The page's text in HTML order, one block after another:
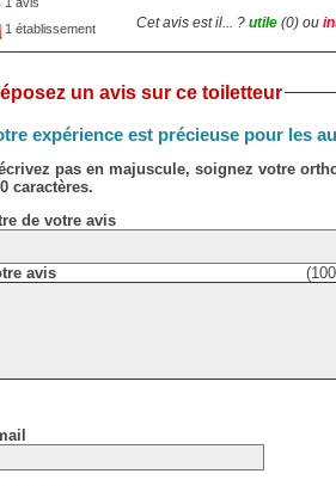
1 établissement
Cet avis est il... ? utile(0) ou
un avis sur ce toiletteur
expérience est précieuse pour les
pas en majuscule, soignez votre
caractères.
de votre avis
avis